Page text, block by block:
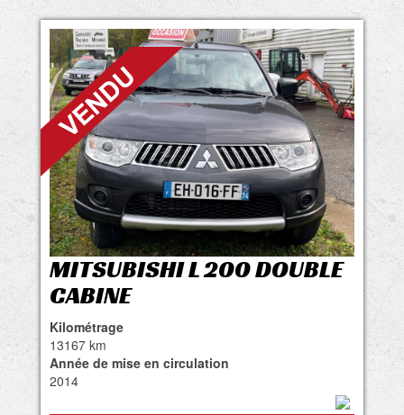
MITSUBISHI L 200 DOUBLE
CABINE
Kilométrage
13167 km
Année de mise en circulation
2014